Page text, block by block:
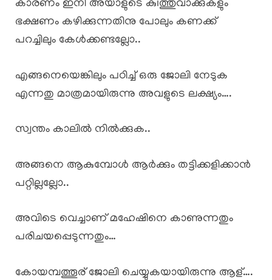
കാരണം ഇനി അയാളുടെ കുiത്തുവാക്കുകളും
ഭക്ഷണം കഴിക്കുന്നതിനു പോലും കണക്ക്
പറച്ചിലും കേൾക്കണ്ടല്ലോ..
എങ്ങനെയെങ്കിലും പഠിച്ച് ഒരു ജോലി നേടുക
എന്നതു മാത്രമായിരുന്നു അവളുടെ ലക്ഷ്യം….
സ്വന്തം കാലിൽ നിൽക്കുക..
അങ്ങനെ ആകുമ്പോൾ ആർക്കും തട്ടിക്കളിക്കാൻ
പറ്റില്ലല്ലോ..
അവിടെ വെച്ചാണ് മഹേഷിനെ കാണുന്നതും
പരിചയപ്പെടുന്നതും…
കോയമ്പത്തൂര് ജോലി ചെയ്യുകയായിരുന്നു ആള്….